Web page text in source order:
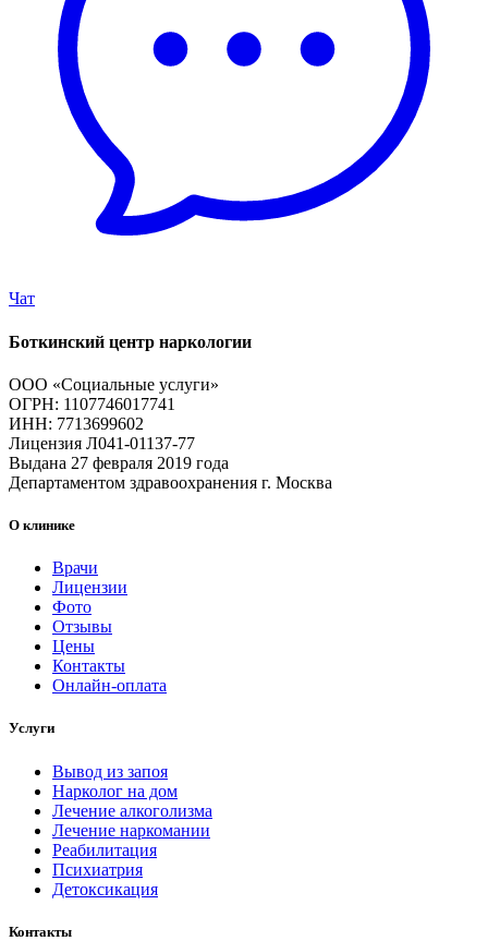
Чат
Боткинский центр наркологии
ООО «Социальные услуги»
ОГРН: 1107746017741
ИНН: 7713699602
Лицензия Л041-01137-77
Выдана 27 февраля 2019 года
Департаментом здравоохранения г. Москва
О клинике
Врачи
Лицензии
Фото
Отзывы
Цены
Контакты
Онлайн-оплата
Услуги
Вывод из запоя
Нарколог на дом
Лечение алкоголизма
Лечение наркомании
Реабилитация
Психиатрия
Детоксикация
Контакты